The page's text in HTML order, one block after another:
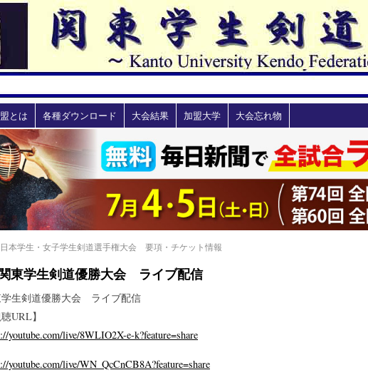
とは 各種ダウンロード 大会結果 加盟大学 大会忘れ物
本学生・女子学生剣道選手権大会 要項・チケット情報
東学生剣道優勝大会 ライブ配信
生剣道優勝大会 ライブ配信
URL】
youtube.com/live/8WLIO2X-e-k?feature=share
youtube.com/live/WN_ QcCnCB8A?feature=share